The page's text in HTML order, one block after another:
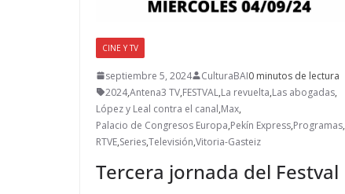
CINE Y TV
septiembre 5, 2024 CulturaBAI0 minutos de lectura
2024,Antena3 TV,FESTVAL,La revuelta,Las abogadas,
López y Leal contra el canal,Max,
Palacio de Congresos Europa,Pekín Express,Programas,
RTVE,Series,Televisión,Vitoria-Gasteiz
Tercera jornada del Festval